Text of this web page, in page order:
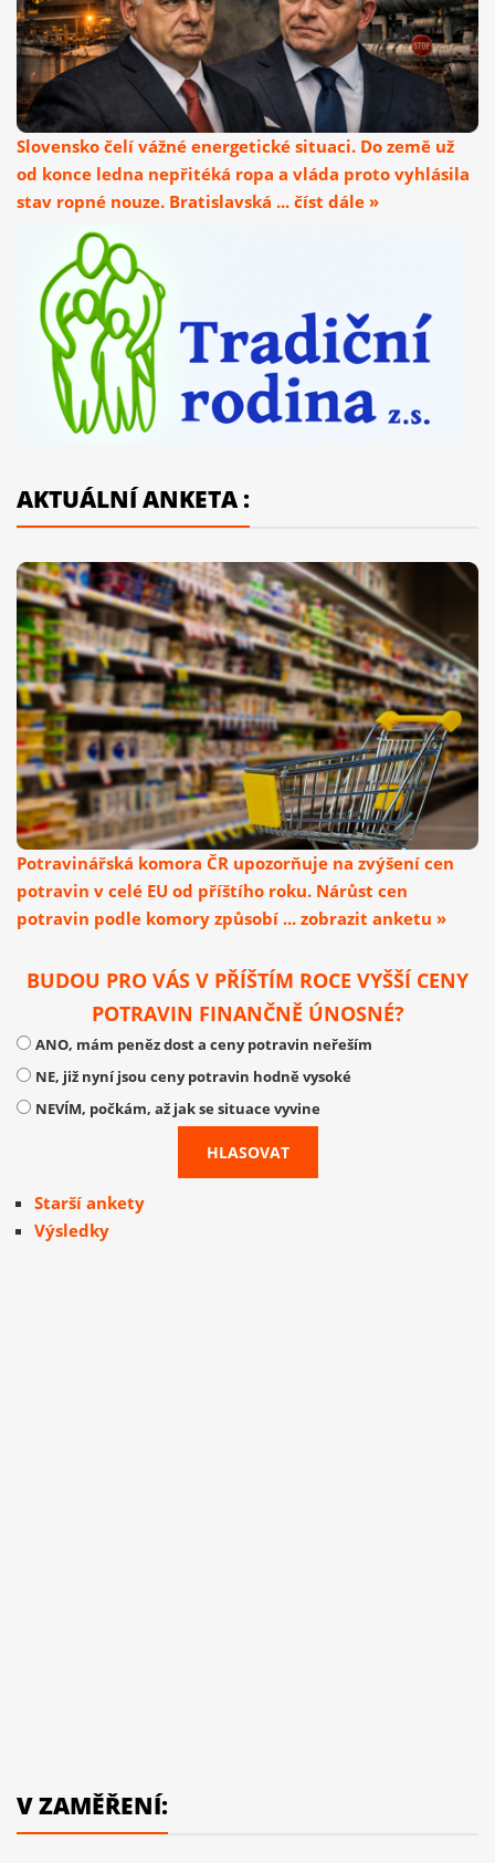
Slovensko čelí vážné energetické situaci. Do země už
od konce ledna nepřitéká ropa a vláda proto vyhlásila
stav ropné nouze. Bratislavská ... číst dále »
AKTUÁLNÍ ANKETA :
Potravinářská komora ČR upozorňuje na zvýšení cen
potravin v celé EU od příštího roku. Nárůst cen
potravin podle komory způsobí ... zobrazit anketu »
BUDOU PRO VÁS V PŘÍŠTÍM ROCE VYŠŠÍ CENY
POTRAVIN FINANČNĚ ÚNOSNÉ?
ANO, mám peněz dost a ceny potravin neřeším
NE, již nyní jsou ceny potravin hodně vysoké
NEVÍM, počkám, až jak se situace vyvine
Starší ankety
Výsledky
V ZAMĚŘENÍ: